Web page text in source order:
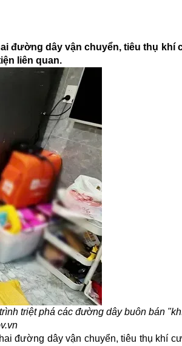
đường dây vận chuyển, tiêu thụ khí
liên quan.
triệt phá các đường dây buôn bán
đường dây vận chuyển, tiêu thụ khí